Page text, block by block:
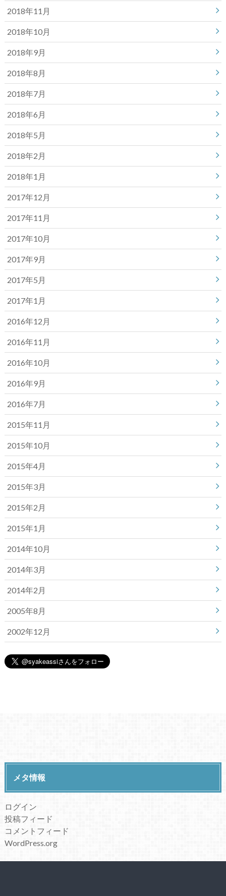
2018年11月
2018年10月
2018年9月
2018年8月
2018年7月
2018年6月
2018年5月
2018年2月
2018年1月
2017年12月
2017年11月
2017年10月
2017年9月
2017年5月
2017年1月
2016年12月
2016年11月
2016年10月
2016年9月
2016年7月
2015年11月
2015年10月
2015年4月
2015年3月
2015年2月
2015年1月
2014年10月
2014年3月
2014年2月
2005年8月
2002年12月
メタ情報
ログイン
投稿フィード
コメントフィード
WordPress.org